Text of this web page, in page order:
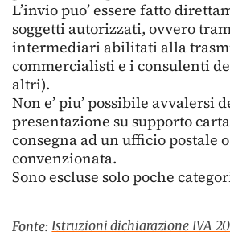
L’invio puo’ essere fatto
soggetti autorizzati, ovvero
intermediari abilitati alla
commercialisti e i consulenti
altri).
Non e’ piu’ possibile avvalersi
presentazione su supporto
consegna ad un ufficio postale
convenzionata.
Sono escluse solo poche
Fonte: Istruzioni dichiarazione IVA